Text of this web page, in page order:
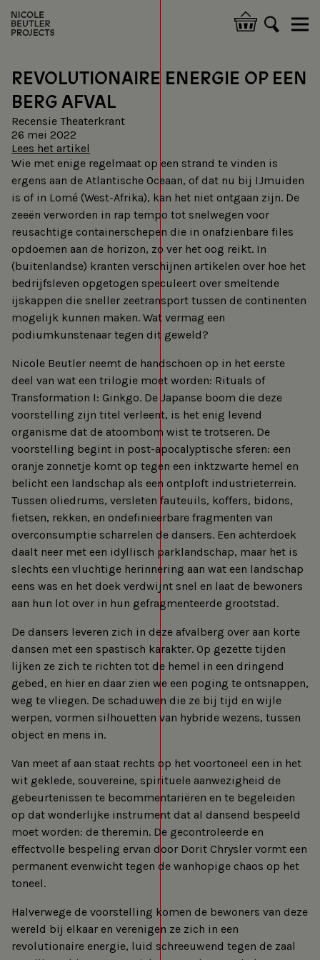
en
naar
gaan
Hoofdnavigatie
REVOLUTIONAIRE ENERGIE OP EEN
BERG AFVAL
Recensie Theaterkrant
26 mei 2022
Lees het artikel
Wie met enige regelmaat op een strand te vinden is
ergens aan de Atlantische Oceaan, of dat nu bij IJmuiden
is of in Lomé (West-Afrika), kan het niet ontgaan zijn. De
zeeën verworden in rap tempo tot snelwegen voor
reusachtige containerschepen die in onafzienbare files
opdoemen aan de horizon, zo ver het oog reikt. In
(buitenlandse) kranten verschijnen artikelen over hoe het
bedrijfsleven opgetogen speculeert over smeltende
ijskappen die sneller zeetransport tussen de continenten
mogelijk kunnen maken. Wat vermag een
podiumkunstenaar tegen dit geweld?
Nicole Beutler neemt de handschoen op in het eerste
deel van wat een trilogie moet worden: Rituals of
Transformation I: Ginkgo. De Japanse boom die deze
voorstelling zijn titel verleent, is het enig levend
organisme dat de atoombom wist te trotseren. De
voorstelling begint in post-apocalyptische sferen: een
oranje zonnetje komt op tegen een inktzwarte hemel en
belicht een landschap als een ontploft industrieterrein.
Tussen oliedrums, versleten fauteuils, koffers, bidons,
fietsen, rekken, en ondefinieerbare fragmenten van
overconsumptie scharrelen de dansers. Een achterdoek
daalt neer met een idyllisch parklandschap, maar het is
slechts een vluchtige herinnering aan wat een landschap
eens was en het doek verdwijnt snel en laat de bewoners
aan hun lot over in hun gefragmenteerde grootstad.
De dansers leveren zich in deze afvalberg over aan korte
dansen met een spastisch karakter. Op gezette tijden
lijken ze zich te richten tot de hemel in een dringend
gebed, en hier en daar zien we een poging te ontsnappen,
weg te vliegen. De schaduwen die ze bij tijd en wijle
werpen, vormen silhouetten van hybride wezens, tussen
object en mens in.
Van meet af aan staat rechts op het voortoneel een in het
wit geklede, souvereine, spirituele aanwezigheid de
gebeurtenissen te becommentariëren en te begeleiden
op dat wonderlijke instrument dat al dansend bespeeld
moet worden: de theremin. De gecontroleerde en
effectvolle bespeling ervan door Dorit Chrysler vormt een
permanent evenwicht tegen de wanhopige chaos op het
toneel.
Halverwege de voorstelling komen de bewoners van deze
wereld bij elkaar en verenigen ze zich in een
revolutionaire energie, luid schreeuwend tegen de zaal